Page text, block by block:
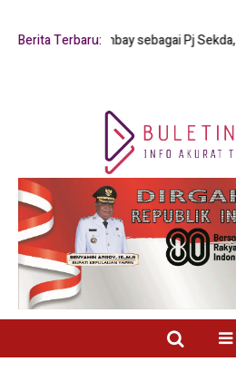
Berita Terbaru:
Y. Mambay sebagai Pj Sekda, Soroti